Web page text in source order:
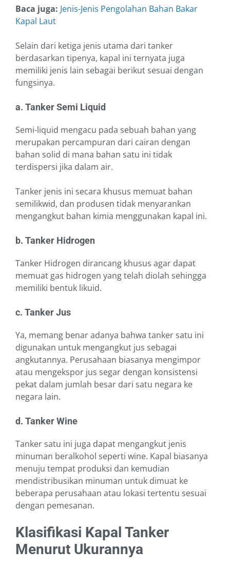
Baca juga: Jenis-Jenis Pengolahan Bahan Bakar
Kapal Laut
Selain dari ketiga jenis utama dari tanker
berdasarkan tipenya, kapal ini ternyata juga
memiliki jenis lain sebagai berikut sesuai dengan
fungsinya.
a. Tanker Semi Liquid
Semi-liquid mengacu pada sebuah bahan yang
merupakan percampuran dari cairan dengan
bahan solid di mana bahan satu ini tidak
terdispersi jika dalam air.
Tanker jenis ini secara khusus memuat bahan
semilikwid, dan produsen tidak menyarankan
mengangkut bahan kimia menggunakan kapal ini.
b. Tanker Hidrogen
Tanker Hidrogen dirancang khusus agar dapat
memuat gas hidrogen yang telah diolah sehingga
memiliki bentuk likuid.
c. Tanker Jus
Ya, memang benar adanya bahwa tanker satu ini
digunakan untuk mengangkut jus sebagai
angkutannya. Perusahaan biasanya mengimpor
atau mengekspor jus segar dengan konsistensi
pekat dalam jumlah besar dari satu negara ke
negara lain.
d. Tanker Wine
Tanker satu ini juga dapat mengangkut jenis
minuman beralkohol seperti wine. Kapal biasanya
menuju tempat produksi dan kemudian
mendistribusikan minuman untuk dimuat ke
beberapa perusahaan atau lokasi tertentu sesuai
dengan pemesanan.
Klasifikasi Kapal Tanker
Menurut Ukurannya